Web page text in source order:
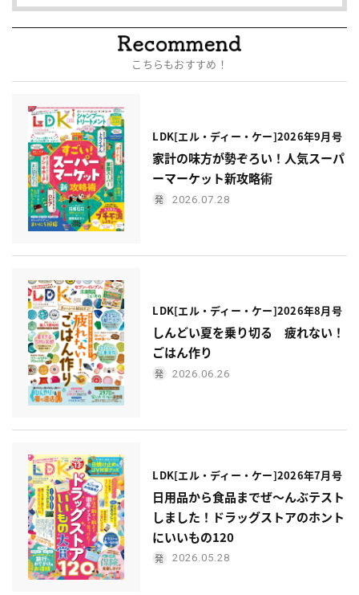
こちらもおすすめ！
LDK[エル・ディー・ケー]2026年9月号
家計の味方が勢ぞろい！人気スーパ
ーマーケット新攻略術
2026.07.28
LDK[エル・ディー・ケー]2026年8月号
しんどい夏を乗り切る 疲れない！
ごはん作り
2026.06.26
LDK[エル・ディー・ケー]2026年7月号
日用品から食品までぜ〜んぶテスト
しました！ドラッグストアのホント
にいいもの120
2026.05.28